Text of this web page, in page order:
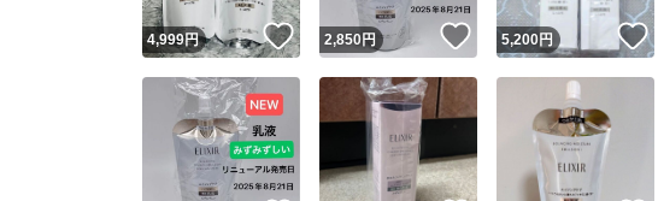
4,999円 いいね！
2,850円 いいね！
5,200円